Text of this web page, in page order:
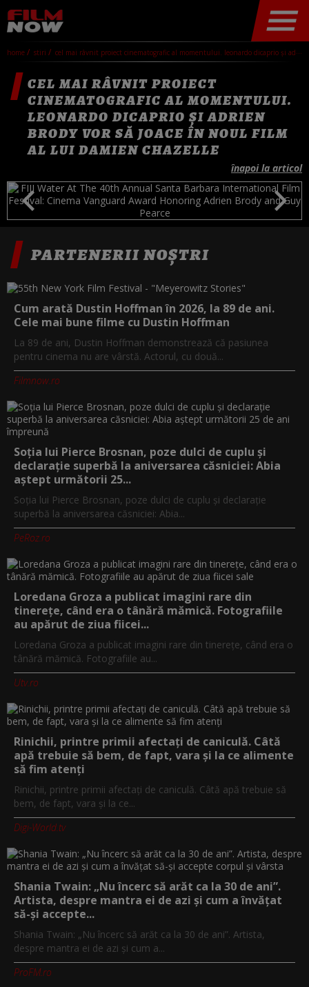
home stiri cel mai râvnit proiect cinematografic al momentului. leonardo dicaprio și adrien brody vor să joace în noul film al lui damien chazelle
CEL MAI RÂVNIT PROIECT
CINEMATOGRAFIC AL MOMENTULUI.
LEONARDO DICAPRIO ȘI ADRIEN
BRODY VOR SĂ JOACE ÎN NOUL FILM
AL LUI DAMIEN CHAZELLE
înapoi la articol
PARTENERII NOȘTRI
Cum arată Dustin Hoffman în 2026, la 89 de ani.
Cele mai bune filme cu Dustin Hoffman
La 89 de ani, Dustin Hoffman demonstrează că pasiunea
pentru cinema nu are vârstă. Actorul, cu două...
Filmnow.ro
Soția lui Pierce Brosnan, poze dulci de cuplu și
declarație superbă la aniversarea căsniciei: Abia
aștept următorii 25...
Soția lui Pierce Brosnan, poze dulci de cuplu și declarație
superbă la aniversarea căsniciei: Abia...
PeRoz.ro
Loredana Groza a publicat imagini rare din
tinerețe, când era o tânără mămică. Fotografiile
au apărut de ziua fiicei...
Loredana Groza a publicat imagini rare din tinerețe, când era o
tânără mămică. Fotografiile au...
Utv.ro
Rinichii, printre primii afectați de caniculă. Câtă
apă trebuie să bem, de fapt, vara și la ce alimente
să fim atenți
Rinichii, printre primii afectați de caniculă. Câtă apă trebuie să
bem, de fapt, vara și la ce...
Digi-World.tv
Shania Twain: „Nu încerc să arăt ca la 30 de ani”.
Artista, despre mantra ei de azi și cum a învățat
să-și accepte...
Shania Twain: „Nu încerc să arăt ca la 30 de ani”. Artista,
despre mantra ei de azi și cum a...
ProFM.ro